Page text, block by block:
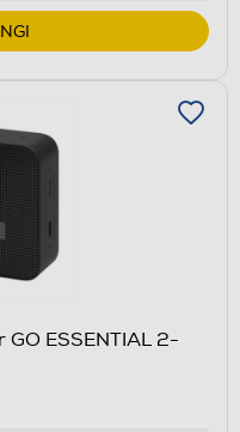
GO ESSENTIAL 2-